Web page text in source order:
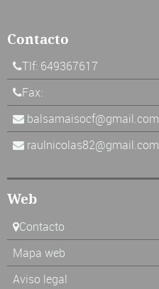
Contacto
Tlf: 649367617
Fax:
balsamaisocf@gmail.com
raulnicolas82@gmail.com
Web
Contacto
Mapa web
Aviso legal